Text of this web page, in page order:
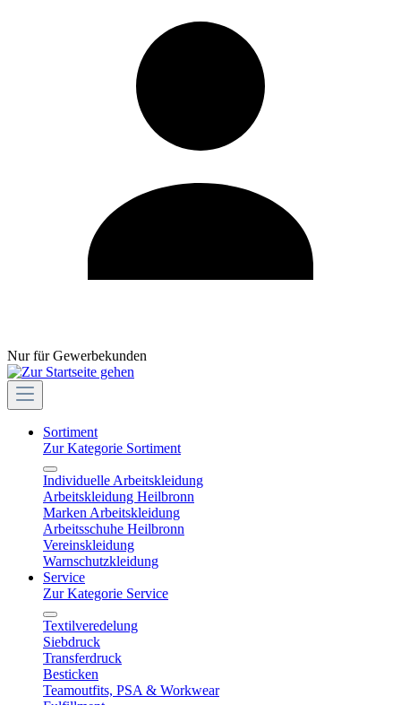
Nur für Gewerbekunden
Sortiment
Zur Kategorie Sortiment
Individuelle Arbeitskleidung
Arbeitskleidung Heilbronn
Marken Arbeitskleidung
Arbeitsschuhe Heilbronn
Vereinskleidung
Warnschutzkleidung
Service
Zur Kategorie Service
Textilveredelung
Siebdruck
Transferdruck
Besticken
Teamoutfits, PSA & Workwear